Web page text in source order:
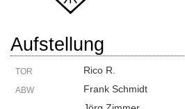
Aufstellung
TOR Rico R.
ABW
Frank Schmidt